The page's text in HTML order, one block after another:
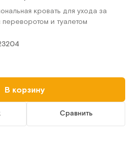
кровать для ухода за
и туалетом
В корзину
Сравнить